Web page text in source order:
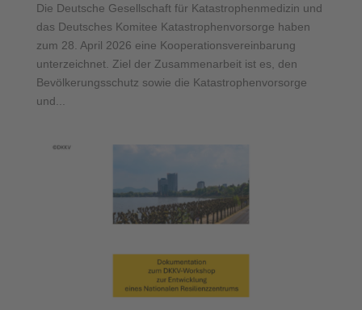
Die Deutsche Gesellschaft für Katastrophenmedizin und
das Deutsches Komitee Katastrophenvorsorge haben
zum 28. April 2026 eine Kooperationsvereinbarung
unterzeichnet. Ziel der Zusammenarbeit ist es, den
Bevölkerungsschutz sowie die Katastrophenvorsorge
und...